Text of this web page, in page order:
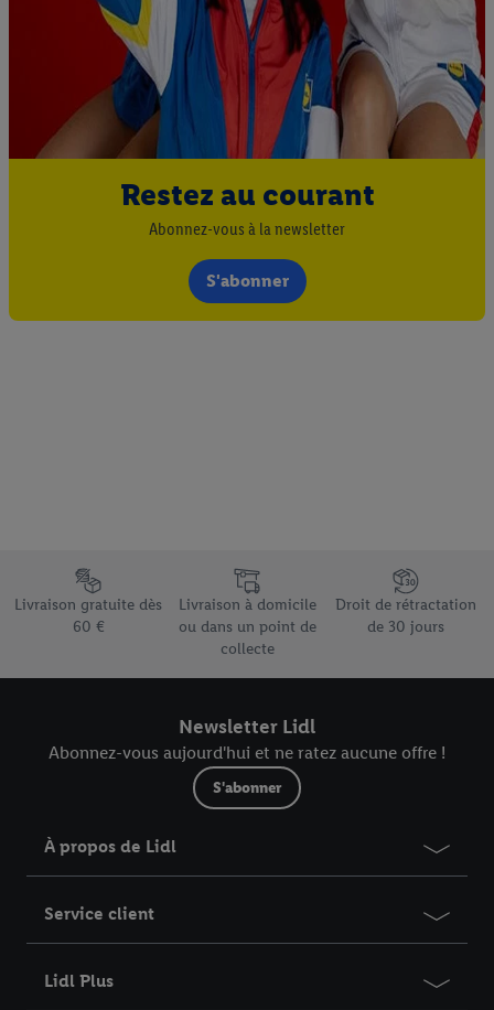
Restez au courant
Abonnez-vous à la newsletter
S'abonner
Élément du pied de page avec les différents arguments de
Livraison gratuite dès
60 €
Livraison à domicile
ou dans un point de
collecte
Droit de rétractation
de 30 jours
Newsletter Lidl
Abonnez-vous aujourd'hui et ne ratez aucune offre !
S'abonner
À propos de Lidl
Service client
Lidl Plus
attribués et dont dispose Criteo S.A.
Sous réserve de votre accord, les publicités liées au reciblage,
c’est-à-dire des publicités pour des produits pour lesquels vous
avez montré de l’intérêt (par exemple en plaçant le produit dans
un panier d’un webshop mais sans procéder à l’achat) peuvent
également être affichées sur plusieurs apppareils et plusieurs
services de Lidl si plusieurs terminaux ou plusieurs services de
Lidl peuvent vous être attribués en utilisant votre adresse e-
mail hachée et, le cas échéant, d’autres identifiants/identifiants
Sous « Personnaliser », vous pouvez autoriser des finalités
individuelles et trouver de plus amples informations sur le